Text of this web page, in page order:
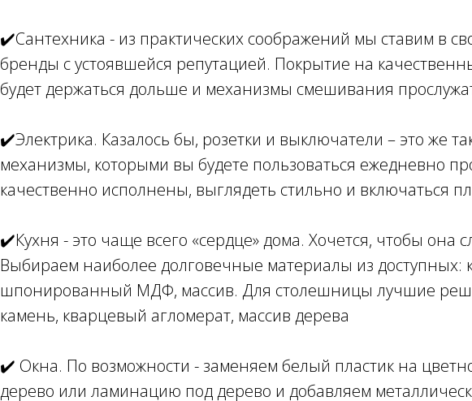
✔️Сантехника - из практических соображений мы ставим в
бренды с устоявшейся репутацией. Покрытие на
будет держаться дольше и механизмы смешивания
✔️Электрика. Казалось бы, розетки и выключатели – это же
механизмы, которыми вы будете пользоваться ежедневно
качественно исполнены, выглядеть стильно и включаться
✔️Кухня - это чаще всего «сердце» дома. Хочется, чтобы она
Выбираем наиболее долговечные материалы из
шпонированный МДФ, массив. Для столешницы лучшие
камень, кварцевый агломерат, массив дерева
✔️ Окна. По возможности - заменяем белый пластик на
дерево или ламинацию под дерево и добавляем